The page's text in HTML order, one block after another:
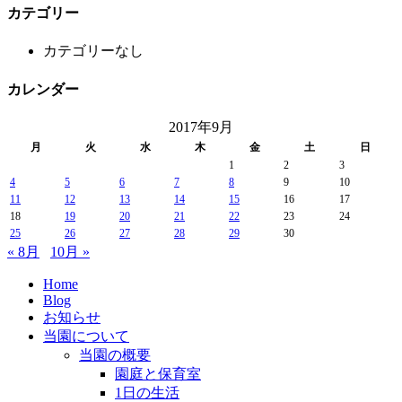
カテゴリー
カテゴリーなし
カレンダー
2017年9月
月 火 水 木 金 土
日
1
2
3
4
5 6 7 8 9
10
11
12 13 14 15 16
17
18
19 20 21 22 23
24
25
26 27 28 29 30
« 8月 10月 »
Home
Blog
お知らせ
当園について
当園の概要
園庭と保育室
1日の生活